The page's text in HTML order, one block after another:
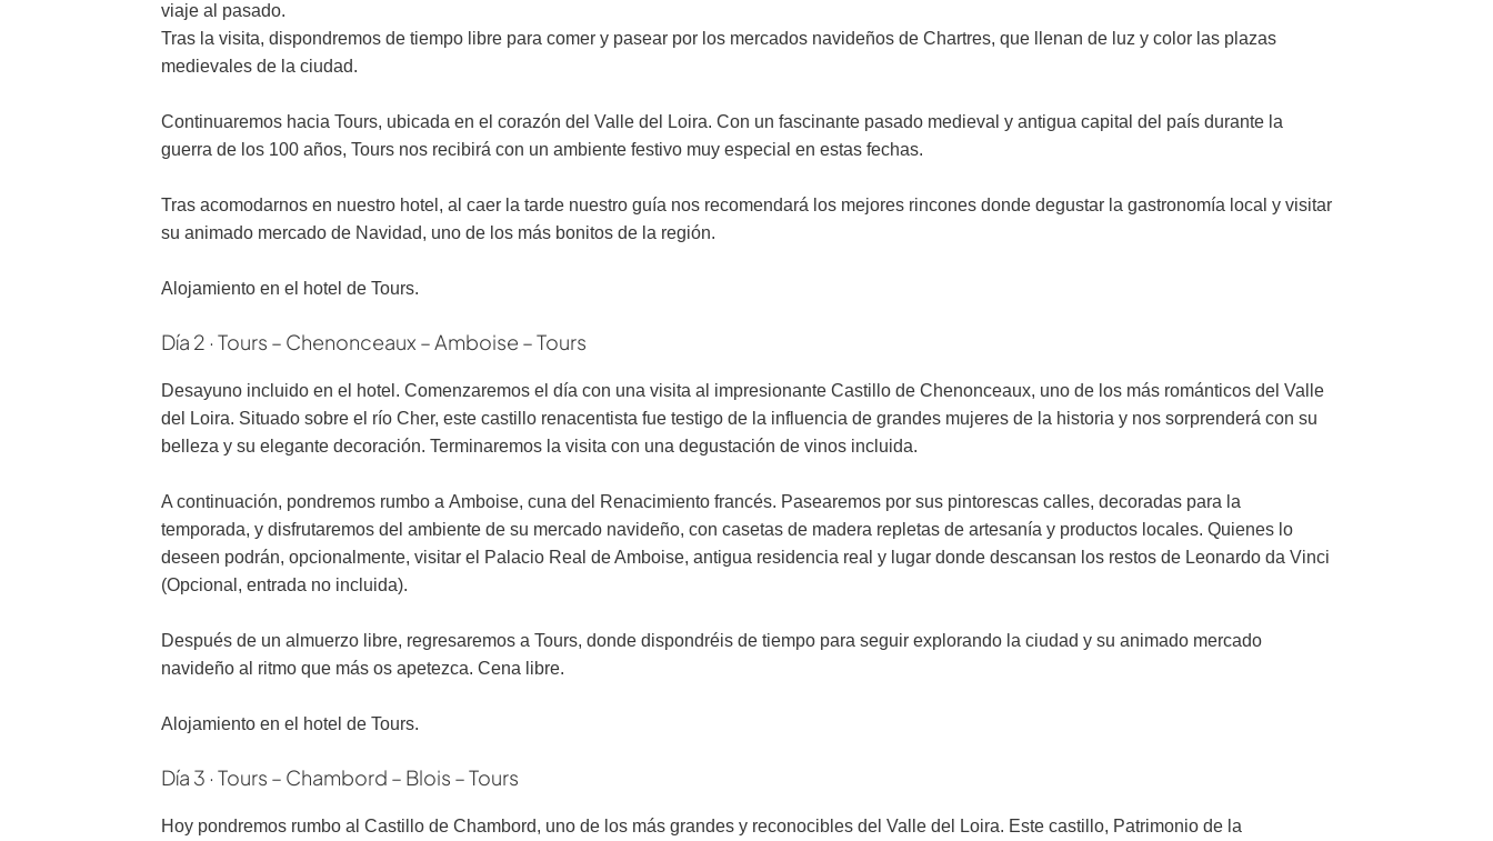
viaje al pasado.
Tras la visita, dispondremos de tiempo libre para comer y pasear por los mercados navideños de Chartres, que llenan de luz y color las plazas
medievales de la ciudad.
Continuaremos hacia Tours, ubicada en el corazón del Valle del Loira. Con un fascinante pasado medieval y antigua capital del país durante la
guerra de los 100 años, Tours nos recibirá con un ambiente festivo muy especial en estas fechas.
Tras acomodarnos en nuestro hotel, al caer la tarde nuestro guía nos recomendará los mejores rincones donde degustar la gastronomía local y visitar
su animado mercado de Navidad, uno de los más bonitos de la región.
Alojamiento en el hotel de Tours.
Día 2 · Tours – Chenonceaux – Amboise – Tours
Desayuno incluido en el hotel. Comenzaremos el día con una visita al impresionante Castillo de Chenonceaux, uno de los más románticos del Valle
del Loira. Situado sobre el río Cher, este castillo renacentista fue testigo de la influencia de grandes mujeres de la historia y nos sorprenderá con su
belleza y su elegante decoración. Terminaremos la visita con una degustación de vinos incluida.
A continuación, pondremos rumbo a Amboise, cuna del Renacimiento francés. Pasearemos por sus pintorescas calles, decoradas para la
temporada, y disfrutaremos del ambiente de su mercado navideño, con casetas de madera repletas de artesanía y productos locales. Quienes lo
deseen podrán, opcionalmente, visitar el Palacio Real de Amboise, antigua residencia real y lugar donde descansan los restos de Leonardo da Vinci
(Opcional, entrada no incluida).
Después de un almuerzo libre, regresaremos a Tours, donde dispondréis de tiempo para seguir explorando la ciudad y su animado mercado
navideño al ritmo que más os apetezca. Cena libre.
Alojamiento en el hotel de Tours.
Día 3 · Tours – Chambord – Blois – Tours
Hoy pondremos rumbo al Castillo de Chambord, uno de los más grandes y reconocibles del Valle del Loira. Este castillo, Patrimonio de la